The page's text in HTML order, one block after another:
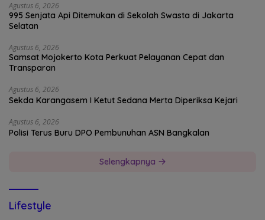
Agustus 6, 2026
995 Senjata Api Ditemukan di Sekolah Swasta di Jakarta
Selatan
Agustus 6, 2026
Samsat Mojokerto Kota Perkuat Pelayanan Cepat dan
Transparan
Agustus 6, 2026
Sekda Karangasem I Ketut Sedana Merta Diperiksa Kejari
Agustus 6, 2026
Polisi Terus Buru DPO Pembunuhan ASN Bangkalan
Selengkapnya
Lifestyle